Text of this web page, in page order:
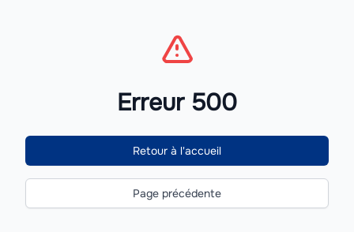
Erreur 500
Retour à l'accueil
Page précédente